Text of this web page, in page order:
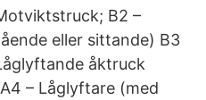
B2 –
eller sittande) B3
åktruck
– Låglyftare (med